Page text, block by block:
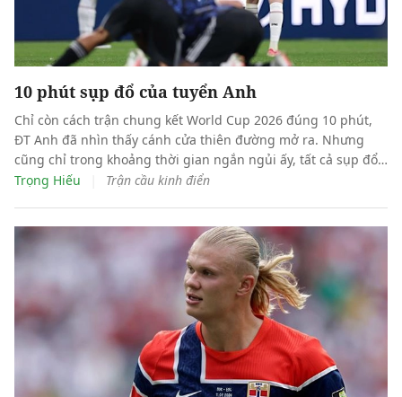
10 phút sụp đổ của tuyển Anh
Chỉ còn cách trận chung kết World Cup 2026 đúng 10 phút,
ĐT Anh đã nhìn thấy cánh cửa thiên đường mở ra. Nhưng
cũng chỉ trong khoảng thời gian ngắn ngủi ấy, tất cả sụp đổ
dưới đôi chân Lionel Messi.
Trọng Hiếu Trận cầu kinh điển